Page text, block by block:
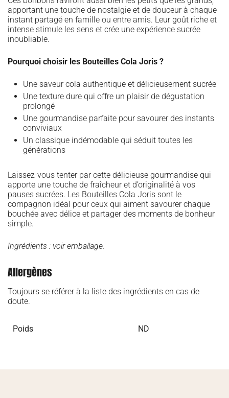
apportant une touche de nostalgie et de douceur à chaque
instant partagé en famille ou entre amis. Leur goût riche et
intense stimule les sens et crée une expérience sucrée
inoubliable.
Pourquoi choisir les Bouteilles Cola Joris ?
Une saveur cola authentique et délicieusement sucrée
Une texture dure qui offre un plaisir de dégustation
prolongé
Une gourmandise parfaite pour savourer des instants
conviviaux
Un classique indémodable qui séduit toutes les
générations
Laissez-vous tenter par cette délicieuse gourmandise qui
apporte une touche de fraîcheur et d’originalité à vos
pauses sucrées. Les Bouteilles Cola Joris sont le
compagnon idéal pour ceux qui aiment savourer chaque
bouchée avec délice et partager des moments de bonheur
simple.
Ingrédients : voir emballage.
Allergènes
Toujours se référer à la liste des ingrédients en cas de
doute.
Poids ND